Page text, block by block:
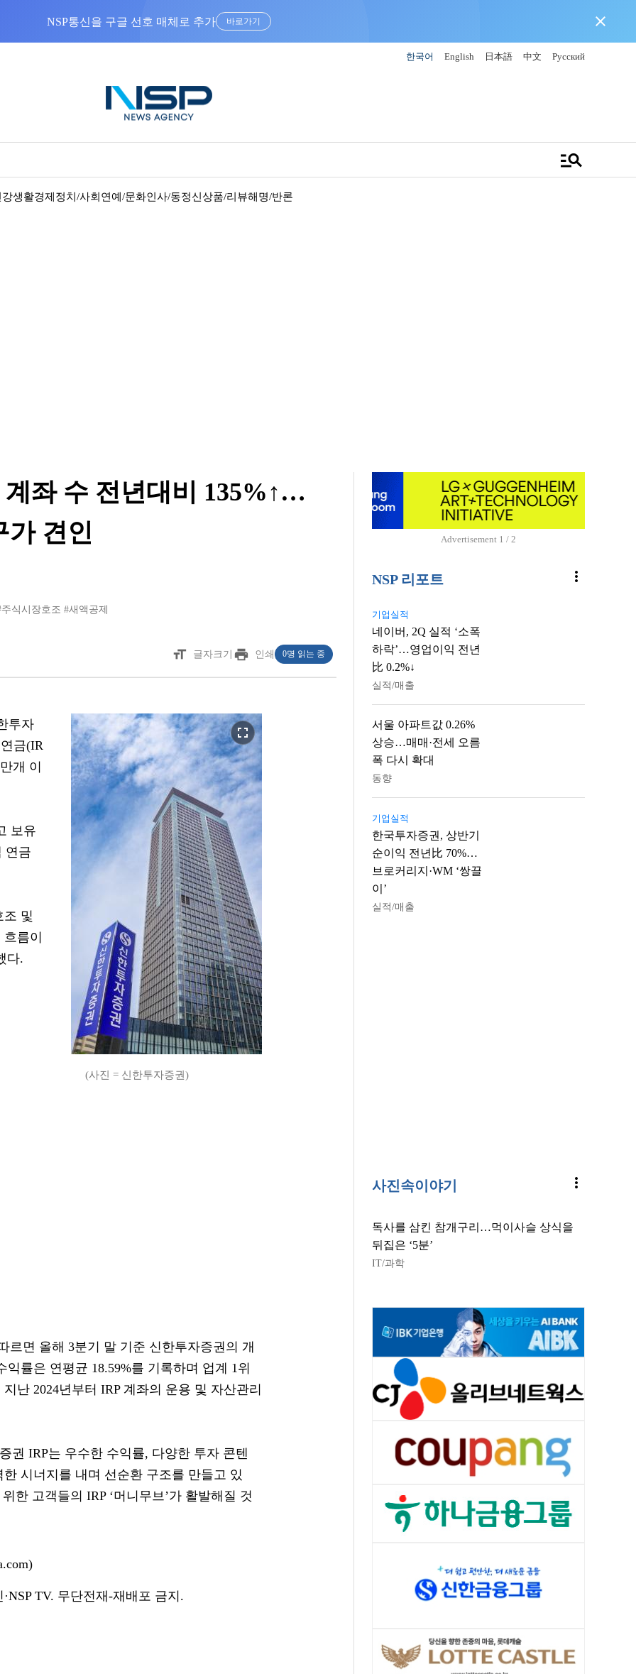
NSP통신을 구글 선호 매체로 추가 바로가기 close
한국어 English 日本語 中文 Русский
manage_search
강생활경제 정치/사회 연예/문화인사/동정신상품/리뷰해명/반론
좌 수 전년대비 135%↑…
가 견인
주식시장호조 #새액공제
format_size 글자크기 print 인쇄 0명 읽는 중
fullscreen
(사진 = 신한투자증권)
투자
금(IR
개 이
보유
연금
조 및
름이
다.
르면 올해 3분기 말 기준 신한투자증권의 개
률은 연평균 18.59%를 기록하며 업계 1위
난 2024년부터 IRP 계좌의 운용 및 자산관리
권 IRP는 우수한 수익률, 다양한 투자 콘텐
시너지를 내며 선순환 구조를 만들고 있
한 고객들의 IRP ‘머니무브’가 활발해질 것
TV. 무단전재-재배포 금지.
Advertisement 1 / 2
NSP 리포트 more_vert
기업실적
네이버, 2Q 실적 ‘소폭
하락’…영업이익 전년
比 0.2%↓
실적/매출
서울 아파트값 0.26%
상승…매매·전세 오름
폭 다시 확대
동향
기업실적
한국투자증권, 상반기
순이익 전년比 70%…
브로커리지·WM ‘쌍끌
이’
실적/매출
사진속이야기 more_vert
독사를 삼킨 참개구리…먹이사슬 상식을
뒤집은 ‘5분’
IT/과학